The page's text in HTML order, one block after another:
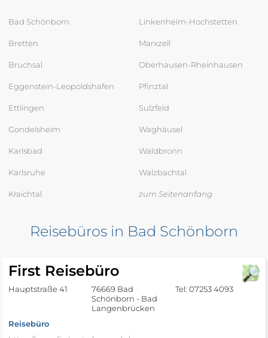
Bad Schönborn
Bretten
Bruchsal
Eggenstein-Leopoldshafen
Ettlingen
Gondelsheim
Karlsbad
Karlsruhe
Kraichtal
Linkenheim-Hochstetten
Marxzell
Oberhausen-Rheinhausen
Pfinztal
Sulzfeld
Waghäusel
Waldbronn
Walzbachtal
zum Seitenanfang
Reisebüros in Bad Schönborn
First Reisebüro
Hauptstraße 41
76669 Bad
Schönborn - Bad
Langenbrücken
Tel: 07253 4093
Reisebüro